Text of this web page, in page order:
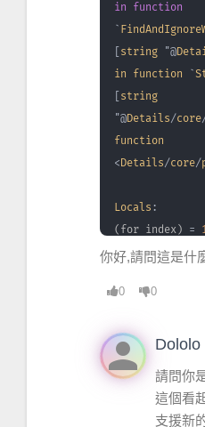
in function
`
string "@
in function `
string
"@Details/core
function
<Details/core/
Locals :
(for index) =
(for limit) =
buffIndex =
(*temporary) =
(*temporary) =
(*temporary)
(*temporary)
你好,請問這是什
0 0
person Dololo
請問你
這個看
支援新